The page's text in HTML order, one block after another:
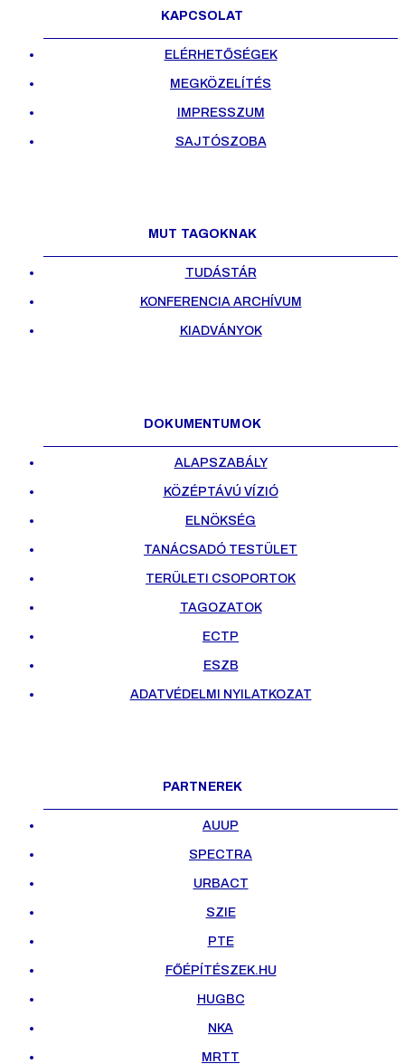
KAPCSOLAT
ELÉRHETŐSÉGEK
MEGKÖZELÍTÉS
IMPRESSZUM
SAJTÓSZOBA
MUT TAGOKNAK
TUDÁSTÁR
KONFERENCIA ARCHÍVUM
KIADVÁNYOK
DOKUMENTUMOK
ALAPSZABÁLY
KÖZÉPTÁVÚ VÍZIÓ
ELNÖKSÉG
TANÁCSADÓ TESTÜLET
TERÜLETI CSOPORTOK
TAGOZATOK
ECTP
ESZB
ADATVÉDELMI NYILATKOZAT
PARTNEREK
AUUP
SPECTRA
URBACT
SZIE
PTE
FŐÉPÍTÉSZEK.HU
HUGBC
NKA
MRTT